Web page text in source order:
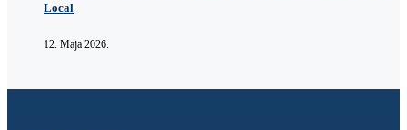
Local
12. Maja 2026.